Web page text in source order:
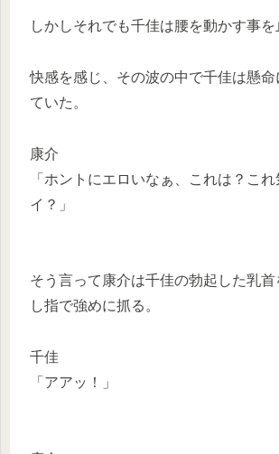
しかしそれでも千佳は腰を動かす事を
快感を感じ、その波の中で千佳は懸命
ていた。
康介
「ホントにエロいなぁ、これは？これ
イ？」
そう言って康介は千佳の勃起した乳
し指で強めに抓る。
千佳
「アアッ！」